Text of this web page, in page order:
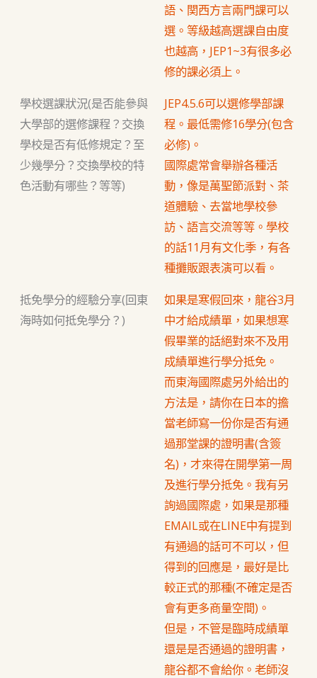
語、関西方言兩門課可以
選。等級越高選課自由度
也越高，JEP1~3有很多必
修的課必須上。
學校選課狀況(是否能參與
大學部的選修課程？交換
學校是否有低修規定？至
少幾學分？交換學校的特
色活動有哪些？等等)
JEP4.5.6可以選修學部課
程。最低需修16學分(包含
必修)。
國際處常會舉辦各種活
動，像是萬聖節派對、茶
道體驗、去當地學校參
訪、語言交流等等。學校
的話11月有文化季，有各
種攤販跟表演可以看。
抵免學分的經驗分享(回東
海時如何抵免學分？)
如果是寒假回來，龍谷3月
中才給成績單，如果想寒
假畢業的話絕對來不及用
成績單進行學分抵免。
而東海國際處另外給出的
方法是，請你在日本的擔
當老師寫一份你是否有通
過那堂課的證明書(含簽
名)，才來得在開學第一周
及進行學分抵免。我有另
詢過國際處，如果是那種
EMAIL或在LINE中有提到
有通過的話可不可以，但
得到的回應是，最好是比
較正式的那種(不確定是否
會有更多商量空間)。
但是，不管是臨時成績單
還是是否通過的證明書，
龍谷都不會給你。老師沒